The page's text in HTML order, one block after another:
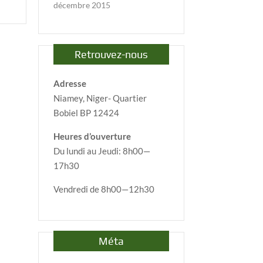
décembre 2015
Retrouvez-nous
Adresse
Niamey, Niger- Quartier
Bobiel BP 12424
Heures d’ouverture
Du lundi au Jeudi: 8h00—
17h30
Vendredi de 8h00—12h30
Méta